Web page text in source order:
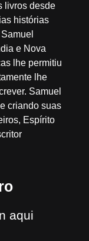
livros desde
histórias
e Nova
lhe permitiu
lhe
Samuel
criando suas
Espírito
aqui